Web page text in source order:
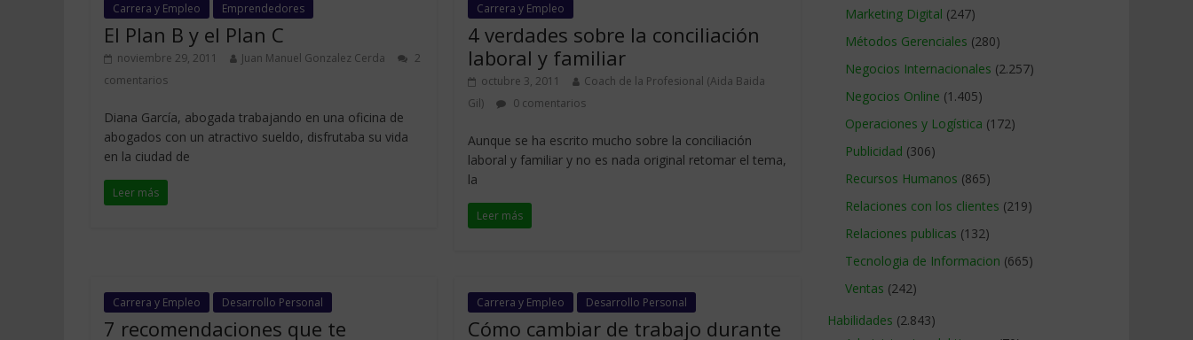
Carrera y Empleo Emprendedores
El Plan B y el Plan C
noviembre 29, 2011 Juan Manuel Gonzalez Cerda
2
comentarios
Diana García, abogada trabajando en una oficina de
abogados con un atractivo sueldo, disfrutaba su vida
en la ciudad de
Leer más
Carrera y Empleo
4 verdades sobre la conciliación
laboral y familiar
octubre 3, 2011
Coach de la Profesional (Aida Baida
Gil)
0 comentarios
Aunque se ha escrito mucho sobre la conciliación
laboral y familiar y no es nada original retomar el tema,
la
Leer más
Carrera y Empleo Desarrollo Personal
7 recomendaciones que te
Carrera y Empleo Desarrollo Personal
Cómo cambiar de trabajo durante
Marketing Digital (247)
Métodos Gerenciales (280)
Negocios Internacionales (2.257)
Negocios Online (1.405)
Operaciones y Logística (172)
Publicidad (306)
Recursos Humanos (865)
Relaciones con los clientes (219)
Relaciones publicas (132)
Tecnologia de Informacion (665)
Ventas (242)
Habilidades (2.843)